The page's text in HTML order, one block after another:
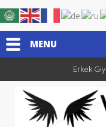
MENU
Erkek